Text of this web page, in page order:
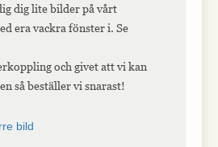
dig lite bilder på vårt
era vackra fönster i. Se
och givet att vi kan
så beställer vi snarast!
bild